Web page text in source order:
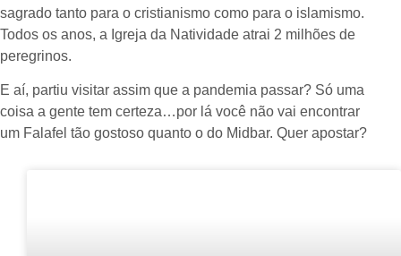
sagrado tanto para o cristianismo como para o islamismo.
Todos os anos, a Igreja da Natividade atrai 2 milhões de
peregrinos.
E aí, partiu visitar assim que a pandemia passar? Só uma
coisa a gente tem certeza…por lá você não vai encontrar
um Falafel tão gostoso quanto o do Midbar. Quer apostar?